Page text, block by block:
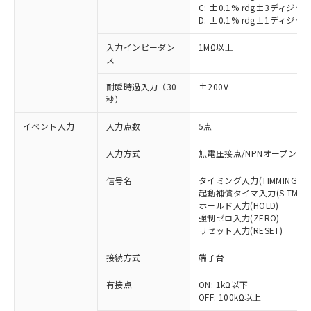
C: ±0.1% rdg±3ディジッ
D: ±0.1% rdg±1ディジッ
入力インピーダン
ス
1MΩ以上
耐瞬時過入力（30
秒）
±200V
イベント入力 入力点数 5点
入力方式 無電圧接点/NPNオープンコ
信号名
タイミング入力(TIMMING)
起動補償タイマ入力(S-TMR)
ホールド入力(HOLD)
強制ゼロ入力(ZERO)
リセット入力(RESET)
接続方式 端子台
有接点
ON: 1kΩ以下
OFF: 100kΩ以上
以下の条件をお読みいただき、同意のうえ
本サービスは、当社制御機器事業取扱
※1 対応状況
対応済み：EU RoHS指令（10物質）の
非含有に対応した製品が提供可能な商品で
対応予定：EU RoHS指令（10物質）の非含
有に対応した製品に切り替える予定のある
対応予定なし：EU RoHS指令（10物質）の
非含有に非対応の商品で、対応品を出す予
定はありません。
調査・確認中：EU RoHS指令（10物質）の